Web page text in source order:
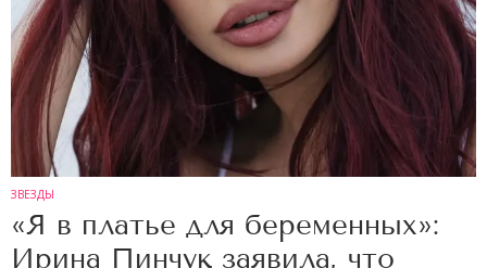
ЗВЕЗДЫ
«Я в платье для беременных»:
Ирина Пинчук заявила, что